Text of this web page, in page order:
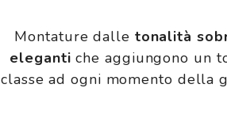
Montature dalle tonalità
eleganti che aggiungono un
classe ad ogni momento della